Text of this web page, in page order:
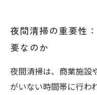
安心・安全な空
メリット
夜間清掃を成功
もっと魅力的に
夜間清掃の重要性
要なのか
夜間清掃は、商業施設
がいない時間帯に行わ